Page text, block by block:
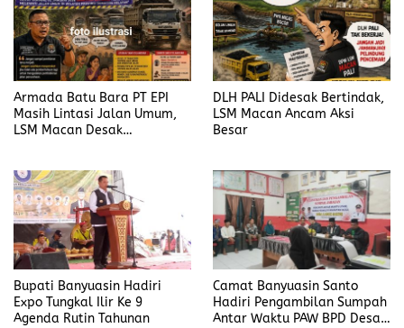
Armada Batu Bara PT EPI
Masih Lintasi Jalan Umum,
LSM Macan Desak
DLH PALI Didesak Bertindak,
LSM Macan Ancam Aksi
Besar
Bupati Banyuasin Hadiri
Expo Tungkal Ilir Ke 9
Agenda Rutin Tahunan
Camat Banyuasin Santo
Hadiri Pengambilan Sumpah
Antar Waktu PAW BPD Desa